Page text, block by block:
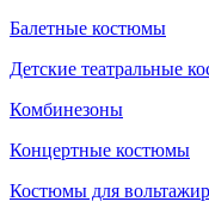
Балетные костюмы
Детские театральные
Комбинезоны
Концертные костюмы
Костюмы для